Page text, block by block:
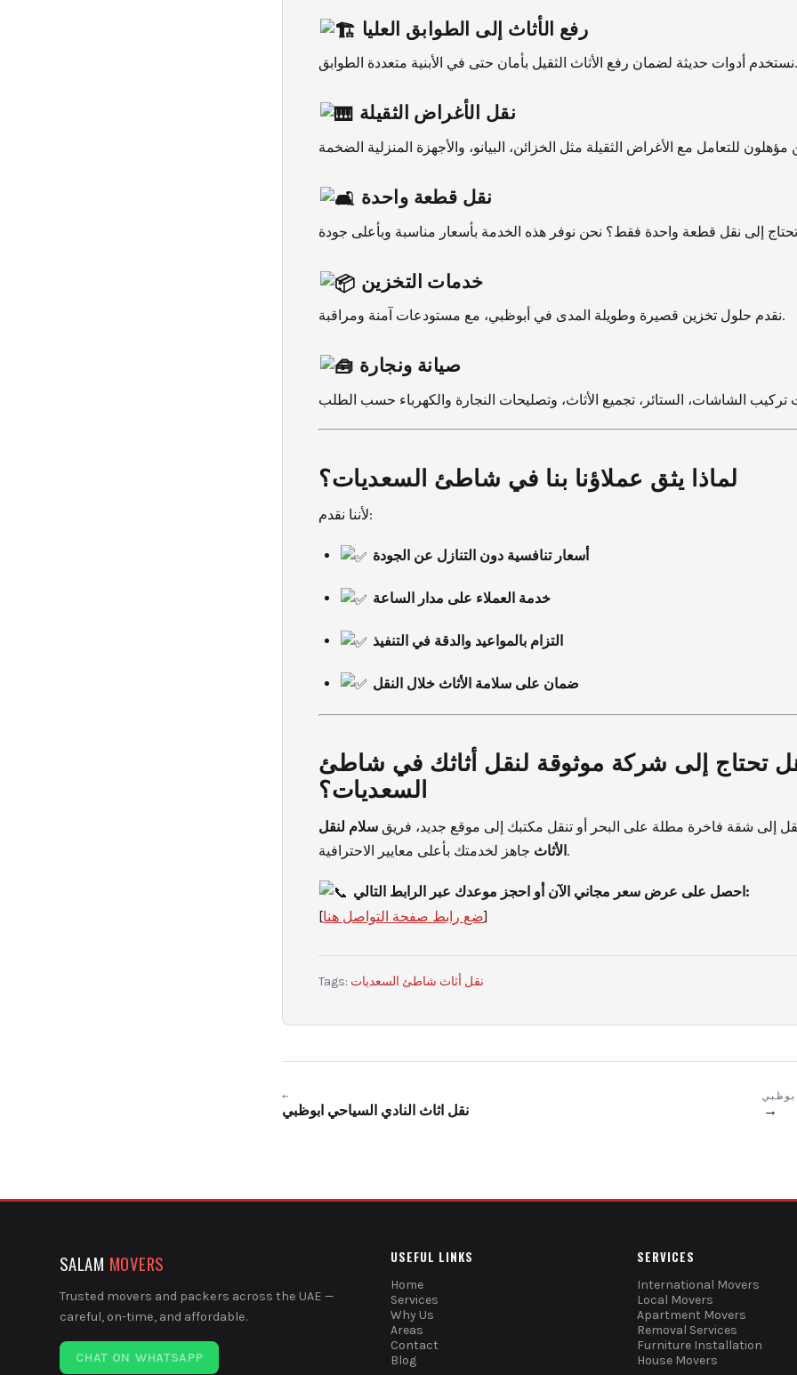
رفع الأثاث إلى الطوابق العليا
نستخدم أدوات حديثة لضمان رفع الأثاث الثقيل بأمان حتى في الأبنية متعددة الطوابق.
نقل الأغراض الثقيلة
نقل قطعة واحدة
خدمات التخزين
نقدم حلول تخزين قصيرة وطويلة المدى في أبوظبي، مع مستودعات آمنة ومراقبة.
صيانة ونجارة
لماذا يثق عملاؤنا بنا في شاطئ السعديات؟
لأننا نقدم:
أسعار تنافسية دون التنازل عن الجودة
خدمة العملاء على مدار الساعة
التزام بالمواعيد والدقة في التنفيذ
ضمان على سلامة الأثاث خلال النقل
تحتاج إلى شركة موثوقة لنقل أثاثك في شاطئ
السعديات؟
إلى شقة فاخرة مطلة على البحر أو تنقل مكتبك إلى موقع جديد، فريق سلام لنقل
الأثاثجاهز لخدمتك بأعلى معايير الاحترافية.
احصل على عرض سعر مجاني الآن أو احجز موعدك عبر الرابط التالي:
[ضع رابط صفحة التواصل هنا]
Tags: نقل أثاث شاطئ السعديات
←
نقل اثاث النادي السياحي ابوظبي →
SALAM MOVERS
Trusted movers and packers across the UAE —
careful, on-time, and affordable.
CHAT ON WHATSAPP
USEFUL LINKS
Home
Services
Why Us
Areas
Contact
Blog
SERVICES
International Movers
Local Movers
Apartment Movers
Removal Services
Furniture Installation
House Movers